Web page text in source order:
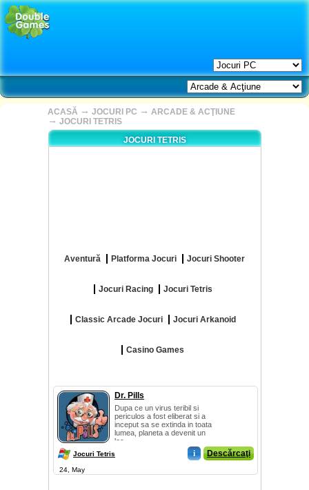
ACASĂ → JOCURI PC → ARCADE & ACŢIUNE
→ JOCURI TETRIS
JOCURI TETRIS
Aventură Platforma Jocuri Jocuri Shooter
Jocuri Racing Jocuri Tetris
Classic Arcade Jocuri Jocuri Arkanoid
Casino Games
Dr. Pills
Dupa ce un virus teribil si
periculos a fost eliberat si a
inceput sa se extinda in toata
lumea, planeta a devenit un
loc ...
Jocuri Tetris i Descărcaţi
24, May